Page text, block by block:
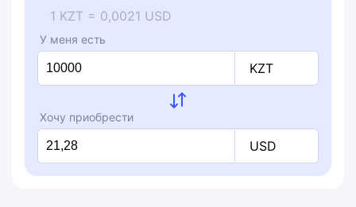
1 KZT = 0,0021 USD
У меня есть
KZT
Хочу приобрести
USD